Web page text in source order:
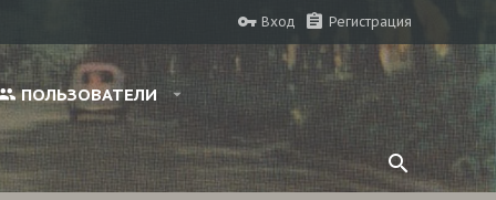
Вход Регистрация
ПОЛЬЗОВАТЕЛИ